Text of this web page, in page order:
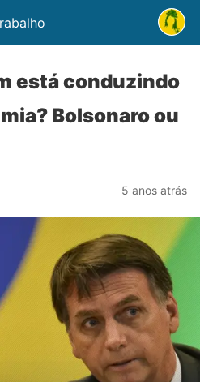
está conduzindo
Bolsonaro ou
5 anos atrás